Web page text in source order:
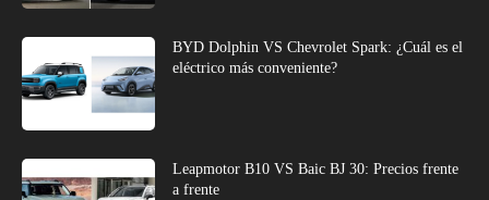
BYD Dolphin VS Chevrolet Spark: ¿Cuál es el
eléctrico más conveniente?
Leapmotor B10 VS Baic BJ 30: Precios frente
a frente